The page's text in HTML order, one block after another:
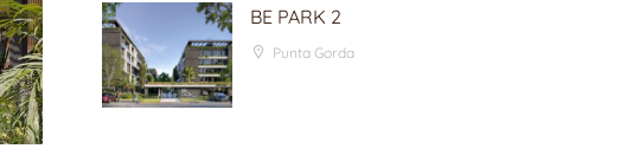
BE PARK 2
Punta Gorda